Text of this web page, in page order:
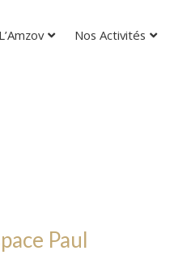
L’Amzov Nos Activités
Paul